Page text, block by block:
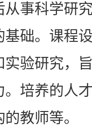
从事科学研
基础。课程
实验研究，
。培养的人
教师等。